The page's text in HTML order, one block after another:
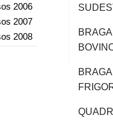
2006
2007
2008